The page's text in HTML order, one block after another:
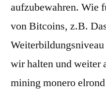
aufzubewahren. Wie
von Bitcoins, z.B.
wir halten und weiter
mining monero